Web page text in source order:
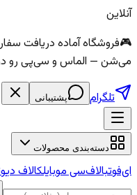
آنلاین
🎮فروشگاه آماده دریافت
می‌شن — الماس و سی‌پی رو در کمتر از ۱۵
تلگرام پشتیبانی
دسته‌بندی محصولات
ای‌فوتبالاف‌سی موبایلکالاف